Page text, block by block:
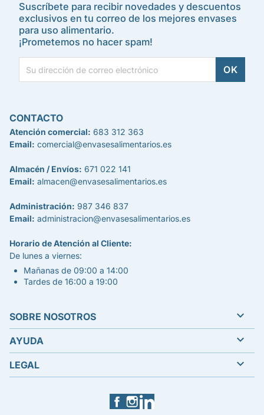
Suscríbete para recibir novedades y descuentos
exclusivos en tu correo de los mejores envases
para uso alimentario.
¡Prometemos no hacer spam!
Facebook
CONTACTO
Atención comercial: 683 312 363
Email: comercial@envasesalimentarios.es
Almacén / Envíos: 671 022 141
Email: almacen@envasesalimentarios.es
Administración: 987 346 837
Email: administracion@envasesalimentarios.es
Horario de Atención al Cliente:
De lunes a viernes:
Mañanas de 09:00 a 14:00
Tardes de 16:00 a 19:00
SOBRE NOSOTROS 
AYUDA 
LEGAL 